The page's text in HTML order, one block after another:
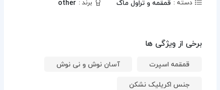
دسته : قمقمه و تراول ماگ برند : other
برخی از ویژگی ها
قمقمه اسپرت
آسان نوش و نی نوش
جنس اکریلیک نشکن